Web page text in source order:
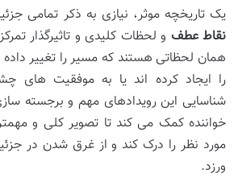
یک تاریخچه موثر، نیازی به ذکر تمامی
نقاط عطف و لحظات کلیدی و تاثیرگذار
همان لحظاتی هستند که مسیر را تغییر
را ایجاد کرده اند یا به موفقیت های
شناسایی این رویدادهای مهم و برجسته
خواننده کمک می کند تا تصویر کلی و
مورد نظر را درک کند و از غرق شدن در
ورزد.